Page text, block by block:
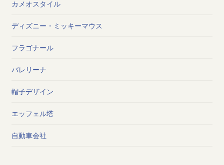
カメオスタイル
ディズニー・ミッキーマウス
フラゴナール
バレリーナ
帽子デザイン
エッフェル塔
自動車会社